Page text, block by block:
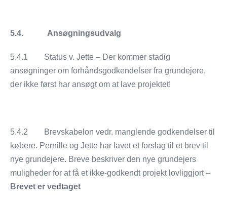
5.4. Ansøgningsudvalg
5.4.1 Status v. Jette – Der kommer stadig
ansøgninger om forhåndsgodkendelser fra grundejere,
der ikke først har ansøgt om at lave projektet!
5.4.2 Brevskabelon vedr. manglende godkendelser til
købere. Pernille og Jette har lavet et forslag til et brev til
nye grundejere. Breve beskriver den nye grundejers
muligheder for at få et ikke-godkendt projekt lovliggjort –
Brevet er vedtaget